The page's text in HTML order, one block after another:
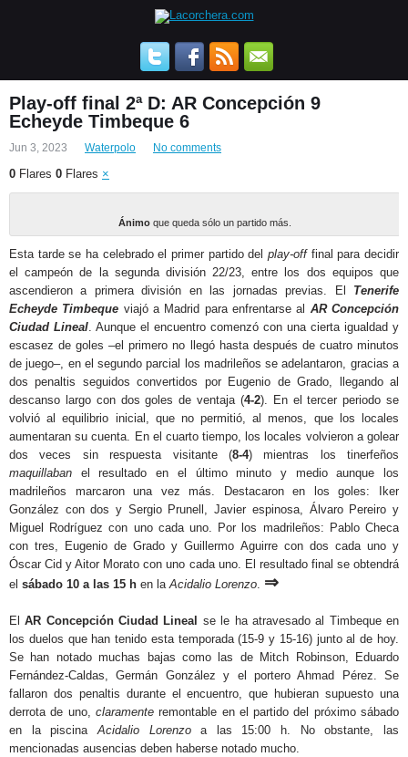
Play-off final 2ª D: AR Concepción 9
Echeyde Timbeque 6
Jun 3, 2023 Waterpolo No comments
0 Flares 0 Flares ×
Ánimo que queda sólo un partido más.
Esta tarde se ha celebrado el primer partido del play-off final para decidir
el campeón de la segunda división 22/23, entre los dos equipos que
ascendieron a primera división en las jornadas previas. El Tenerife
Echeyde Timbeque viajó a Madrid para enfrentarse al AR Concepción
Ciudad Lineal. Aunque el encuentro comenzó con una cierta igualdad y
escasez de goles –el primero no llegó hasta después de cuatro minutos
de juego–, en el segundo parcial los madrileños se adelantaron, gracias a
dos penaltis seguidos convertidos por Eugenio de Grado, llegando al
descanso largo con dos goles de ventaja (4-2). En el tercer periodo se
volvió al equilibrio inicial, que no permitió, al menos, que los locales
aumentaran su cuenta. En el cuarto tiempo, los locales volvieron a golear
dos veces sin respuesta visitante (8-4) mientras los tinerfeños
maquillaban el resultado en el último minuto y medio aunque los
madrileños marcaron una vez más. Destacaron en los goles: Iker
González con dos y Sergio Prunell, Javier espinosa, Álvaro Pereiro y
Miguel Rodríguez con uno cada uno. Por los madrileños: Pablo Checa
con tres, Eugenio de Grado y Guillermo Aguirre con dos cada uno y
Óscar Cid y Aitor Morato con uno cada uno. El resultado final se obtendrá
el sábado 10 a las 15 h en laAcidalio Lorenzo. ⇒
ElAR Concepción Ciudad Lineal se le ha atravesado al Timbeque en
los duelos que han tenido esta temporada (15-9 y 15-16) junto al de hoy.
Se han notado muchas bajas como las de Mitch Robinson, Eduardo
Fernández-Caldas, Germán González y el portero Ahmad Pérez. Se
fallaron dos penaltis durante el encuentro, que hubieran supuesto una
derrota de uno, claramenteremontable en el partido del próximo sábado
en la piscinaAcidalio Lorenzoa las 15:00 h. No obstante, las
mencionadas ausencias deben haberse notado mucho.